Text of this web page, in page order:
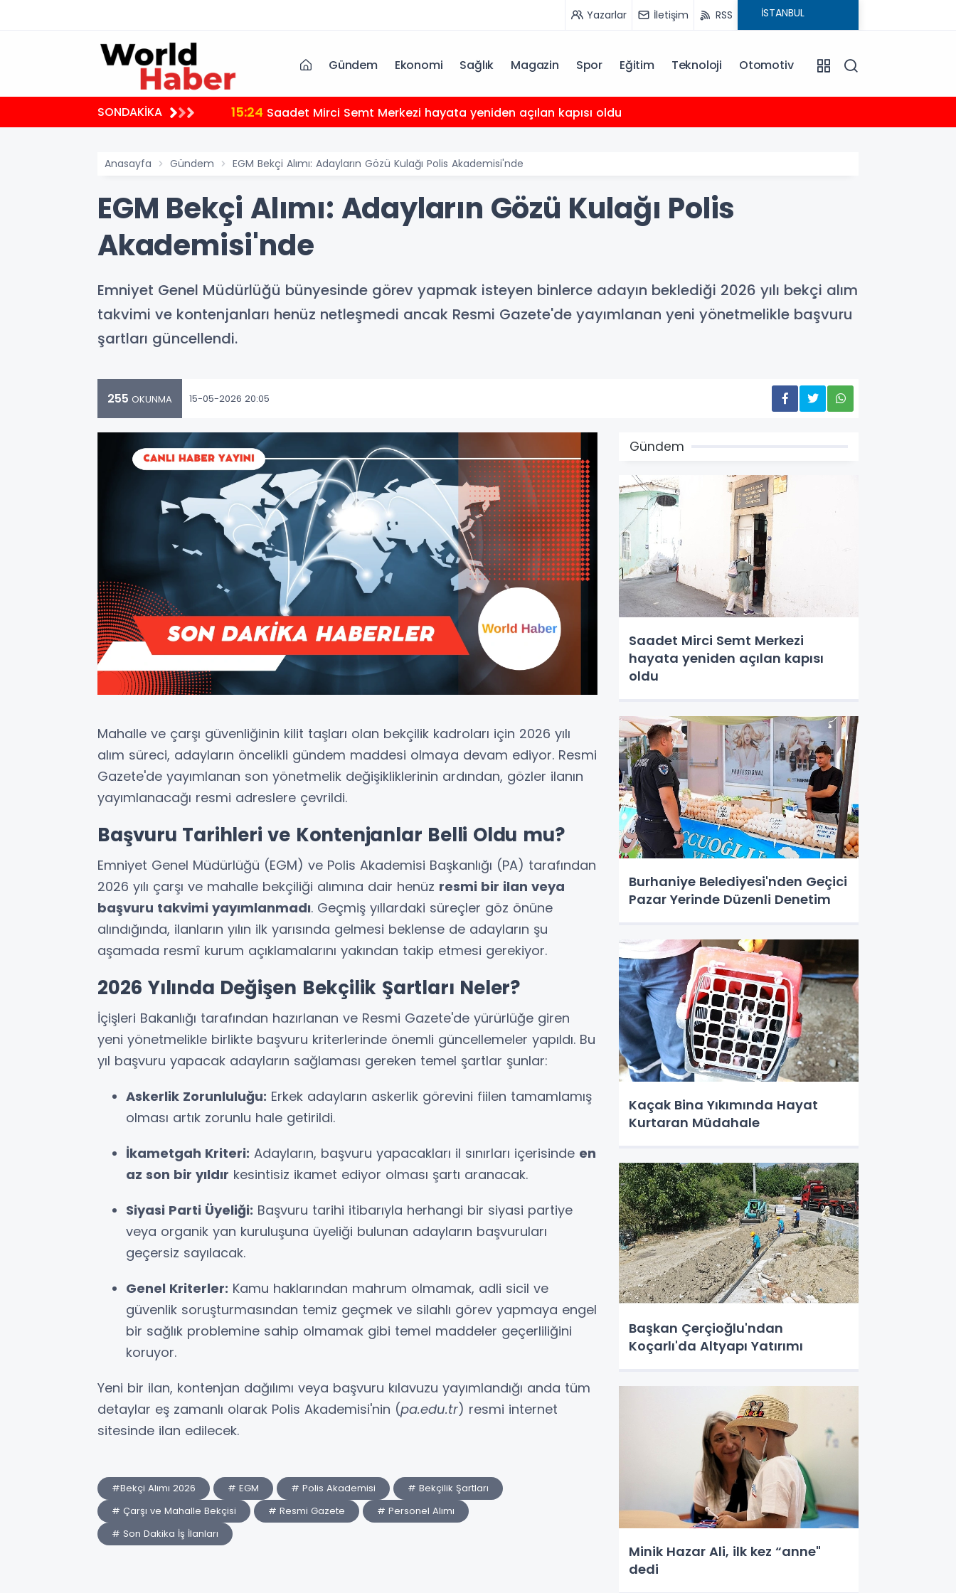
Yazarlar İletişim RSS
Gündem Ekonomi Sağlık Magazin Spor Eğitim Teknoloji Otomotiv
SONDAKİKA 15:24 Saadet Mirci Semt Merkezi hayata yeniden açılan kapısı oldu
Anasayfa Gündem EGM Bekçi Alımı: Adayların Gözü Kulağı Polis Akademisi'nde
EGM Bekçi Alımı: Adayların Gözü Kulağı Polis
Akademisi'nde
Emniyet Genel Müdürlüğü bünyesinde görev yapmak isteyen binlerce adayın beklediği 2026 yılı bekçi alım
takvimi ve kontenjanları henüz netleşmedi ancak Resmi Gazete'de yayımlanan yeni yönetmelikle başvuru
şartları güncellendi.
255 OKUNMA 15-05-2026 20:05
Mahalle ve çarşı güvenliğinin kilit taşları olan bekçilik kadroları için 2026 yılı
alım süreci, adayların öncelikli gündem maddesi olmaya devam ediyor. Resmi
Gazete'de yayımlanan son yönetmelik değişikliklerinin ardından, gözler ilanın
yayımlanacağı resmi adreslere çevrildi.
Başvuru Tarihleri ve Kontenjanlar Belli Oldu mu?
Emniyet Genel Müdürlüğü (EGM) ve Polis Akademisi Başkanlığı (PA) tarafından
2026 yılı çarşı ve mahalle bekçiliği alımına dair henüz resmi bir ilan veya
başvuru takvimi yayımlanmadı. Geçmiş yıllardaki süreçler göz önüne
alındığında, ilanların yılın ilk yarısında gelmesi beklense de adayların şu
aşamada resmî kurum açıklamalarını yakından takip etmesi gerekiyor.
2026 Yılında Değişen Bekçilik Şartları Neler?
İçişleri Bakanlığı tarafından hazırlanan ve Resmi Gazete'de yürürlüğe giren
yeni yönetmelikle birlikte başvuru kriterlerinde önemli güncellemeler yapıldı. Bu
yıl başvuru yapacak adayların sağlaması gereken temel şartlar şunlar:
Askerlik Zorunluluğu: Erkek adayların askerlik görevini fiilen tamamlamış
olması artık zorunlu hale getirildi.
İkametgah Kriteri: Adayların, başvuru yapacakları il sınırları içerisinde en
az son bir yıldır kesintisiz ikamet ediyor olması şartı aranacak.
Siyasi Parti Üyeliği: Başvuru tarihi itibarıyla herhangi bir siyasi partiye
veya organik yan kuruluşuna üyeliği bulunan adayların başvuruları
geçersiz sayılacak.
Genel Kriterler: Kamu haklarından mahrum olmamak, adli sicil ve
güvenlik soruşturmasından temiz geçmek ve silahlı görev yapmaya engel
bir sağlık problemine sahip olmamak gibi temel maddeler geçerliliğini
koruyor.
Yeni bir ilan, kontenjan dağılımı veya başvuru kılavuzu yayımlandığı anda tüm
detaylar eş zamanlı olarak Polis Akademisi'nin (pa.edu.tr) resmi internet
sitesinde ilan edilecek.
#Bekçi Alımı 2026 # EGM # Polis Akademisi
# Bekçilik Şartları
# Çarşı ve Mahalle Bekçisi
# Resmi Gazete
# Personel Alımı
# Son Dakika İş İlanları
Gündem
Saadet Mirci Semt Merkezi
hayata yeniden açılan kapısı
oldu
Burhaniye Belediyesi'nden Geçici
Pazar Yerinde Düzenli Denetim
Kaçak Bina Yıkımında Hayat
Kurtaran Müdahale
Başkan Çerçioğlu'ndan
Koçarlı'da Altyapı Yatırımı
Minik Hazar Ali, ilk kez “anne"
dedi